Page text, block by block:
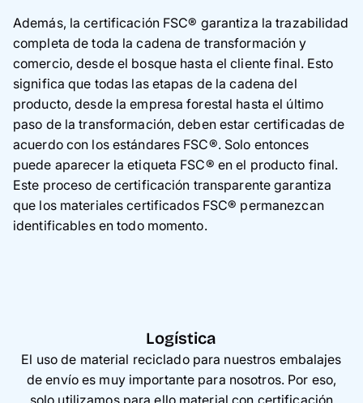
Además, la certificación FSC® garantiza la trazabilidad
completa de toda la cadena de transformación y
comercio, desde el bosque hasta el cliente final. Esto
significa que todas las etapas de la cadena del
producto, desde la empresa forestal hasta el último
paso de la transformación, deben estar certificadas de
acuerdo con los estándares FSC®. Solo entonces
puede aparecer la etiqueta FSC® en el producto final.
Este proceso de certificación transparente garantiza
que los materiales certificados FSC® permanezcan
identificables en todo momento.
Logística
El uso de material reciclado para nuestros embalajes
de envío es muy importante para nosotros. Por eso,